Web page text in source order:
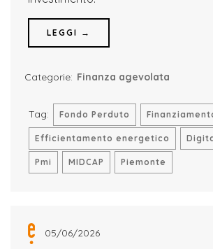
LEGGI →
Categorie: Finanza agevolata
Tag: Fondo Perduto
Efficientamento energetico
Pmi MIDCAP Piemonte
05/06/2026